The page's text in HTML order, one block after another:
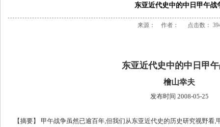
东亚近代史中的中日甲午战
来源： 作者： 点击数：
东亚近代史中的中日甲
檜山幸夫
发布时间 2008-05-25
【摘要】 甲午战争虽然已逾百年,但我们从东亚近代史的历史研究视野看,